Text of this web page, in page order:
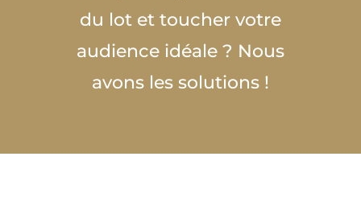
du lot et toucher votre
audience idéale ? Nous
avons les solutions !